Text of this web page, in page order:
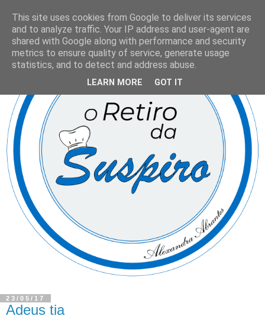
23/05/17
Adeus tia
This site uses cookies from Google to deliver its services
and to analyze traffic. Your IP address and user-agent are
shared with Google along with performance and security
metrics to ensure quality of service, generate usage
statistics, and to detect and address abuse.
LEARN MORE GOT IT